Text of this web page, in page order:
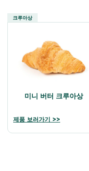
크루아상
미니 버터 크루아상
제품 보러가기 >>